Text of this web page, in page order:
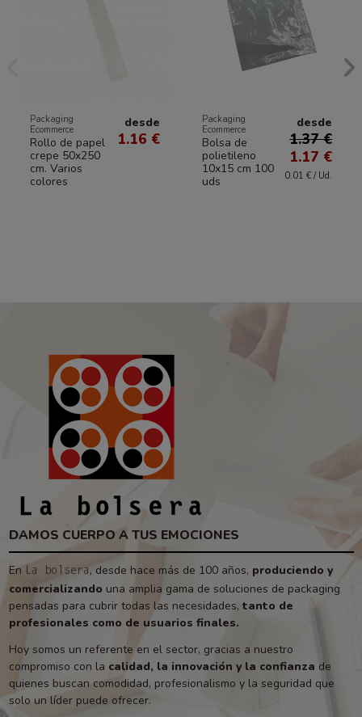
Packaging
Ecommerce
Rollo de papel
crepe 50x250
cm. Varios
colores
desde
1.16 €
Packaging
Ecommerce
Bolsa de
polietileno
10x15 cm 100
uds
desde
1.37 €
1.17 €
0.01 € / Ud.
DAMOS CUERPO A TUS EMOCIONES
En La bolsera , desde hace más de 100 años, produciendo y
comercializando una amplia gama de soluciones de packaging
pensadas para cubrir todas las necesidades, tanto de
profesionales como de usuarios finales.
Hoy somos un referente en el sector, gracias a nuestro
compromiso con la calidad, la innovación y la confianza de
quienes buscan comodidad, profesionalismo y la seguridad que
solo un líder puede ofrecer.